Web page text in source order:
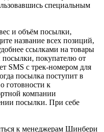
специальным
и объём посылки,
название всех позиций,
ссылками на товары
посылки, покупателю от
SMS с трек-номером для
посылка поступит в
готовности к
компании
посылки. При себе
к менеджерам Шинбери